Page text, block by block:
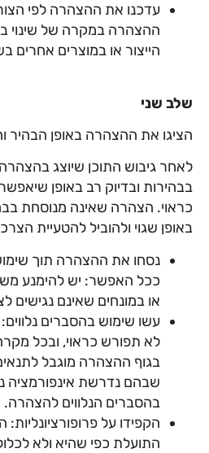
עדכנו את ההצהרה לפי
ההצהרה במקרה של שינוי
הייצור או במוצרים אחרים
שלב שני
הציגו את ההצהרה באופן הבהיר
לאחר גיבוש התוכן שיוצג
בבהירות ובדיוק רב באופן
כראוי. הצהרה שאינה מנוסחת
באופן שגוי ולהוביל להטעיית
נסחו את ההצהרה תוך
ככל האפשר: יש להימנע
או במונחים שאינם נגישים
עשו שימוש בהסברים
לא תפורש כראוי, ובכל
בגוף ההצהרה מוגבל
שבהם נדרשת אינפורמציה
בהסברים הנלווים להצהרה.
הקפידו על
התועלת כפי שהיא ולא